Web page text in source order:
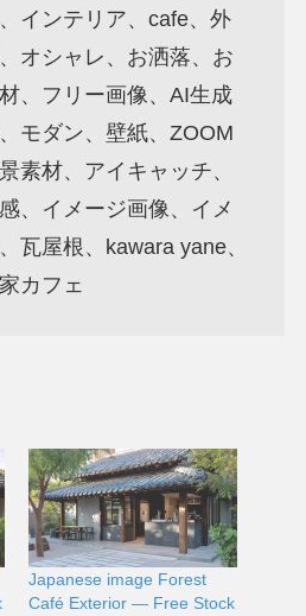
インテリア、cafe、外
オシャレ、お洒落、お
、フリー画像、AI生成
モダン、壁紙、ZOOM
素材、アイキャッチ、
、イメージ画像、イメ
瓦屋根、kawara yane、
カフェ
Japanese image Forest
Café Exterior — Free Stock